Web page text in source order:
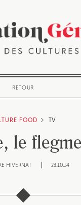
RETOUR
FOOD TV
le
HIVERNAT 23.10.14